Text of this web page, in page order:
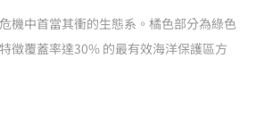
機中首當其衝的生態系。橘色部分為綠色
徵覆蓋率達30% 的最有效海洋保護區方